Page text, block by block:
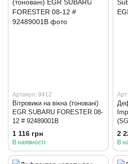
Артикул: 9412
Вітровики на вікна (тоновані)
EGR SUBARU FORESTER 08-
12 # 92489001B
1 116 грн
В наявності
2
В